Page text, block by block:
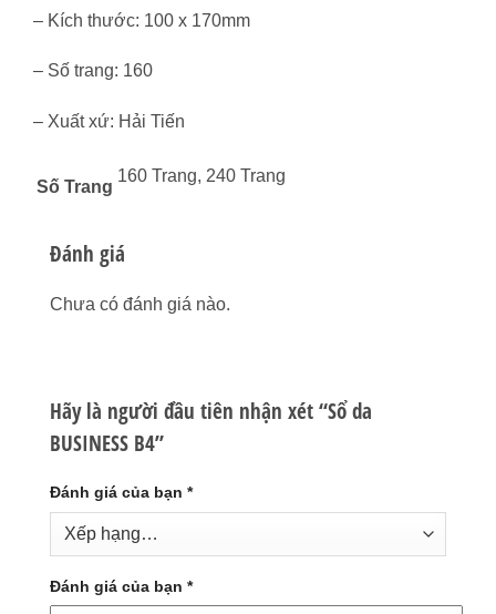
– Kích thước: 100 x 170mm
– Số trang: 160
– Xuất xứ: Hải Tiến
Số Trang
160 Trang, 240 Trang
Đánh giá
Chưa có đánh giá nào.
Hãy là người đầu tiên nhận xét “Sổ da
BUSINESS B4”
Đánh giá của bạn *
Đánh giá của bạn *